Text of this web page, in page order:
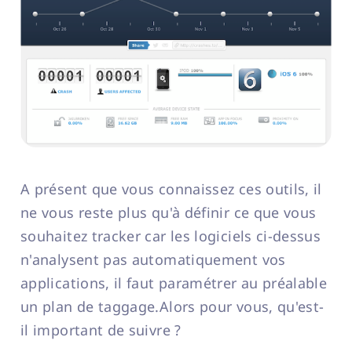
A présent que vous connaissez ces outils, il
ne vous reste plus qu'à définir ce que vous
souhaitez tracker car les logiciels ci-dessus
n'analysent pas automatiquement vos
applications, il faut paramétrer au préalable
un plan de taggage.Alors pour vous, qu'est-
il important de suivre ?